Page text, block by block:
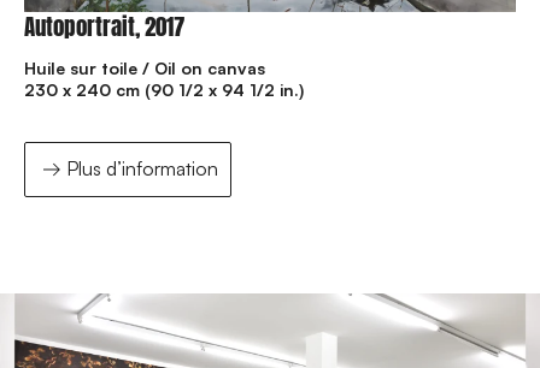
Autoportrait, 2017
Huile sur toile / Oil on canvas
230 x 240 cm (90 1/2 x 94 1/2 in.)
Plus d’information